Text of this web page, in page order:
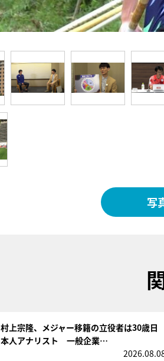
写
村上宗隆、メジャー移籍の立役者は30歳日
本人アナリスト 一般企業…